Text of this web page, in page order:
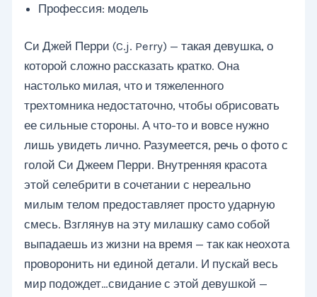
Профессия: модель
Си Джей Перри (C.j. Perry) — такая девушка, о
которой сложно рассказать кратко. Она
настолько милая, что и тяжеленного
трехтомника недостаточно, чтобы обрисовать
ее сильные стороны. А что-то и вовсе нужно
лишь увидеть лично. Разумеется, речь о фото с
голой Си Джеем Перри. Внутренняя красота
этой селебрити в сочетании с нереально
милым телом предоставляет просто ударную
смесь. Взглянув на эту милашку само собой
выпадаешь из жизни на время — так как неохота
проворонить ни единой детали. И пускай весь
мир подождет…свидание с этой девушкой —